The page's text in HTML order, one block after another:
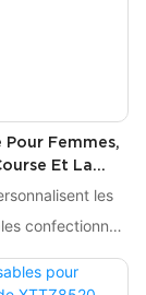
Femmes,
Et La
les
confectionnés
par leur grande
douce et